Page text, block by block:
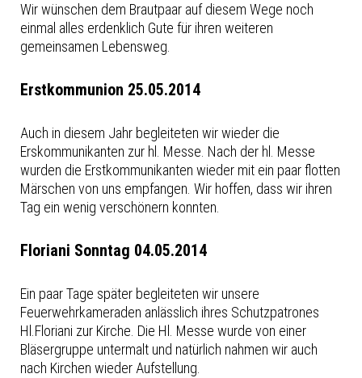
Wir wünschen dem Brautpaar auf diesem Wege noch
einmal alles erdenklich Gute für ihren weiteren
gemeinsamen Lebensweg.
Erstkommunion 25.05.2014
Auch in diesem Jahr begleiteten wir wieder die
Erskommunikanten zur hl. Messe. Nach der hl. Messe
wurden die Erstkommunikanten wieder mit ein paar flotten
Märschen von uns empfangen. Wir hoffen, dass wir ihren
Tag ein wenig verschönern konnten.
Floriani Sonntag 04.05.2014
Ein paar Tage später begleiteten wir unsere
Feuerwehrkameraden anlässlich ihres Schutzpatrones
Hl.Floriani zur Kirche. Die Hl. Messe wurde von einer
Bläsergruppe untermalt und natürlich nahmen wir auch
nach Kirchen wieder Aufstellung.